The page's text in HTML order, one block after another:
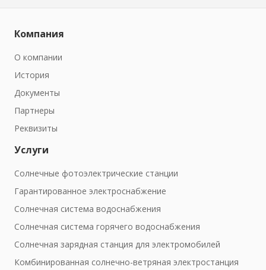
Компания
О компании
История
Документы
Партнеры
Реквизиты
Услуги
Солнечные фотоэлектрические станции
Гарантированное электроснабжение
Солнечная система водоснабжения
Солнечная система горячего водоснабжения
Солнечная зарядная станция для электромобилей
Комбинированная солнечно-ветряная электростанция